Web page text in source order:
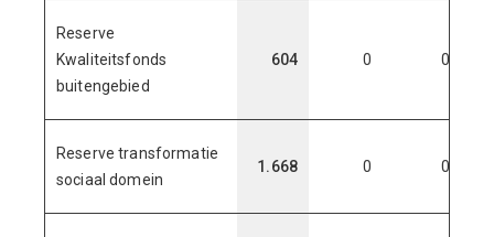
Reserve
Kwaliteitsfonds
buitengebied
604 0 0
Reserve transformatie
sociaal domein
1.668 0 0